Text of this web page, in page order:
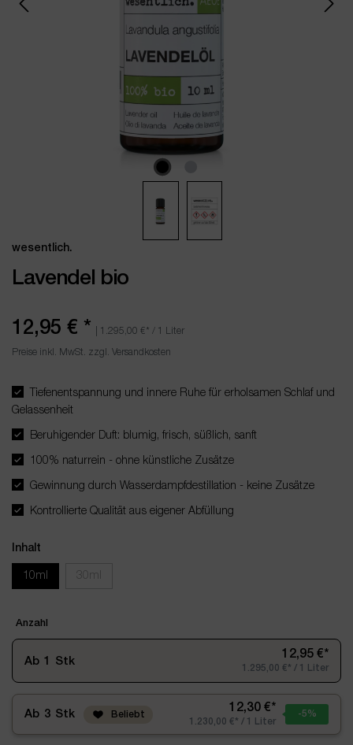
wesentlich.
Lavendel bio
12,95 € * 1.295,00 € * / 1 Liter
Preise inkl. MwSt. zzgl. Versandkosten
Tiefenentspannung und innere Ruhe für erholsamen Schlaf und
Gelassenheit
Beruhigender Duft: blumig, frisch, süßlich, sanft
100% naturrein - ohne künstliche Zusätze
Gewinnung durch Wasserdampfdestillation - keine Zusätze
Kontrollierte Qualität aus eigener Abfüllung
Inhalt
10ml 30ml
Anzahl
Ab 1 Stk
12,95 €*
1.295,00 €* / 1 Liter
Ab 3 Stk Beliebt
12,30 €*
1.230,00 €* / 1 Liter
-5%